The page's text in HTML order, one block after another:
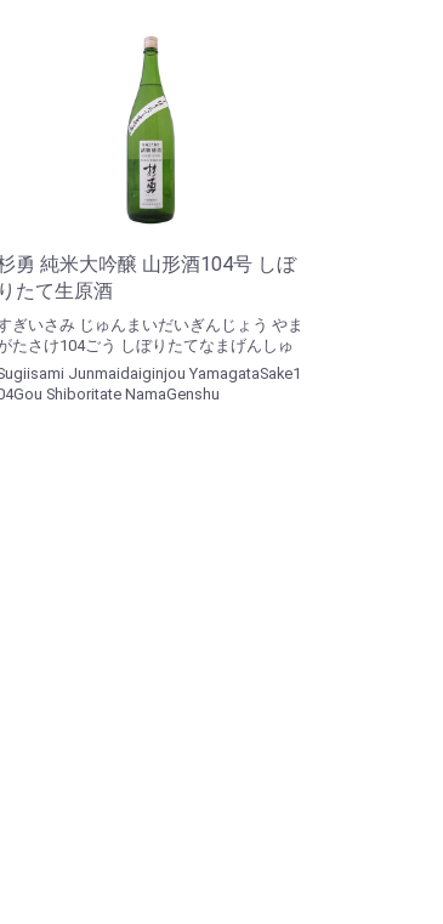
勇 純米大吟醸 山形酒104号 しぼ
りたて生原酒
ぎいさみ じゅんまいだいぎんじょう やま
たさけ104ごう しぼりたてなまげんしゅ
Junmaidaiginjou YamagataSake1
Shiboritate NamaGenshu